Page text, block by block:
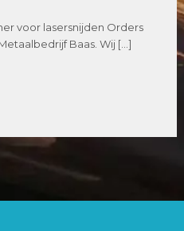
voor lasersnijden Orders
Baas. Wij […]